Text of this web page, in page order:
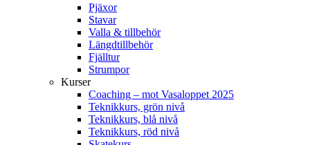
Pjäxor
Stavar
Valla & tillbehör
Längdtillbehör
Fjälltur
Strumpor
Kurser
Coaching – mot Vasaloppet 2025
Teknikkurs, grön nivå
Teknikkurs, blå nivå
Teknikkurs, röd nivå